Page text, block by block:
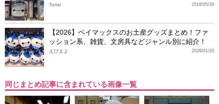
2018/05/29
Tomo
【2026】ベイマックスのお土産グッズまとめ！ファ
ッション系、雑貨、文房具などジャンル別に紹介！
2026/01/20
えびまよ
同じまとめ記事に含まれている画像一覧